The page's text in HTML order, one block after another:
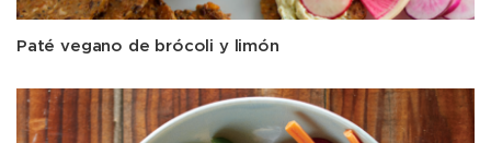
Paté vegano de brócoli y limón